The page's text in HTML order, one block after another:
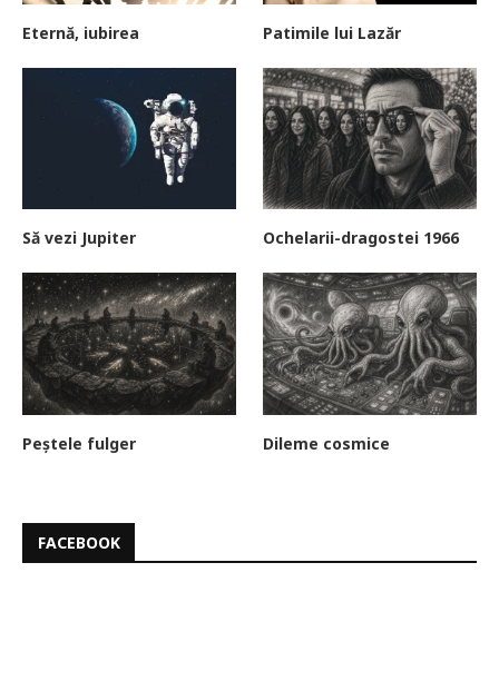
Eternă, iubirea Patimile lui Lazăr
Să vezi Jupiter Ochelarii-dragostei 1966
Peștele fulger Dileme cosmice
FACEBOOK